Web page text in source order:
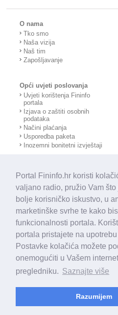
Portal Fininfo.hr koristi
valjano radio, pružio Vam što
bolje korisničko iskustvo, u
marketinške svrhe te kako
funkcionalnosti portala.
portala pristajete na
Postavke kolačića možete
onemogućiti u Vašem
pregledniku. Saznajte više
Razumijem
O nama
Tko smo
Naša vizija
Naš tim
Zapošljavanje
Opći uvjeti poslovanja
Uvjeti korištenja Fininfo
portala
Izjava o zaštiti osobnih
podataka
Načini plaćanja
Usporedba paketa
Inozemni bonitetni izvještaji